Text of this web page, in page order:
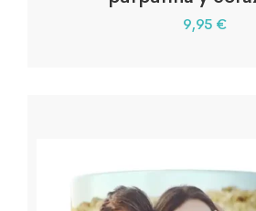
9,95 €